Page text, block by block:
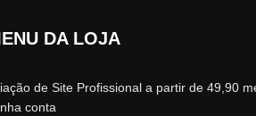
DA LOJA
de Site Profissional a partir de 49,90
conta